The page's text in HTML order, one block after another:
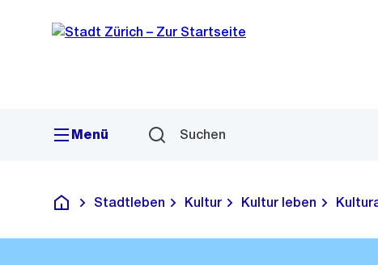
Navigation
Sprunglink
Menü Suchen
Deutsch
Stadtleben Kultur Kultur leben